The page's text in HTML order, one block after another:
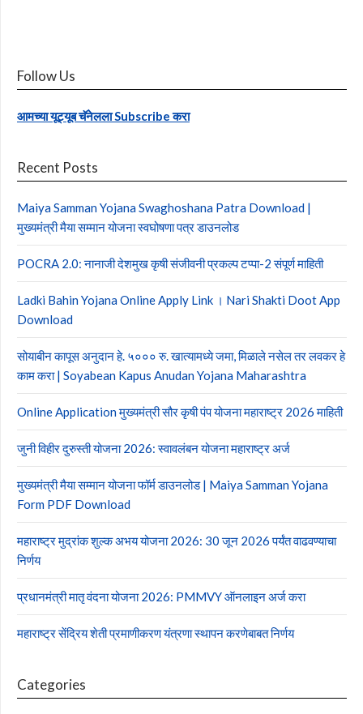
Follow Us
आमच्या यूट्यूब चॅनेलला Subscribe करा
Recent Posts
Maiya Samman Yojana Swaghoshana Patra Download |
मुख्यमंत्री मैया सम्मान योजना स्वघोषणा पत्र डाउनलोड
POCRA 2.0: नानाजी देशमुख कृषी संजीवनी प्रकल्प टप्पा-2 संपूर्ण माहिती
Ladki Bahin Yojana Online Apply Link । Nari Shakti Doot App
Download
सोयाबीन कापूस अनुदान हे. ५००० रु. खात्यामध्ये जमा, मिळाले नसेल तर लवकर हे
काम करा | Soyabean Kapus Anudan Yojana Maharashtra
Online Application मुख्यमंत्री सौर कृषी पंप योजना महाराष्ट्र 2026 माहिती
जुनी विहीर दुरुस्ती योजना 2026: स्वावलंबन योजना महाराष्ट्र अर्ज
मुख्यमंत्री मैया सम्मान योजना फॉर्म डाउनलोड | Maiya Samman Yojana
Form PDF Download
महाराष्ट्र मुद्रांक शुल्क अभय योजना 2026: 30 जून 2026 पर्यंत वाढवण्याचा
निर्णय
प्रधानमंत्री मातृ वंदना योजना 2026: PMMVY ऑनलाइन अर्ज करा
महाराष्ट्र सेंद्रिय शेती प्रमाणीकरण यंत्रणा स्थापन करणेबाबत निर्णय
Categories